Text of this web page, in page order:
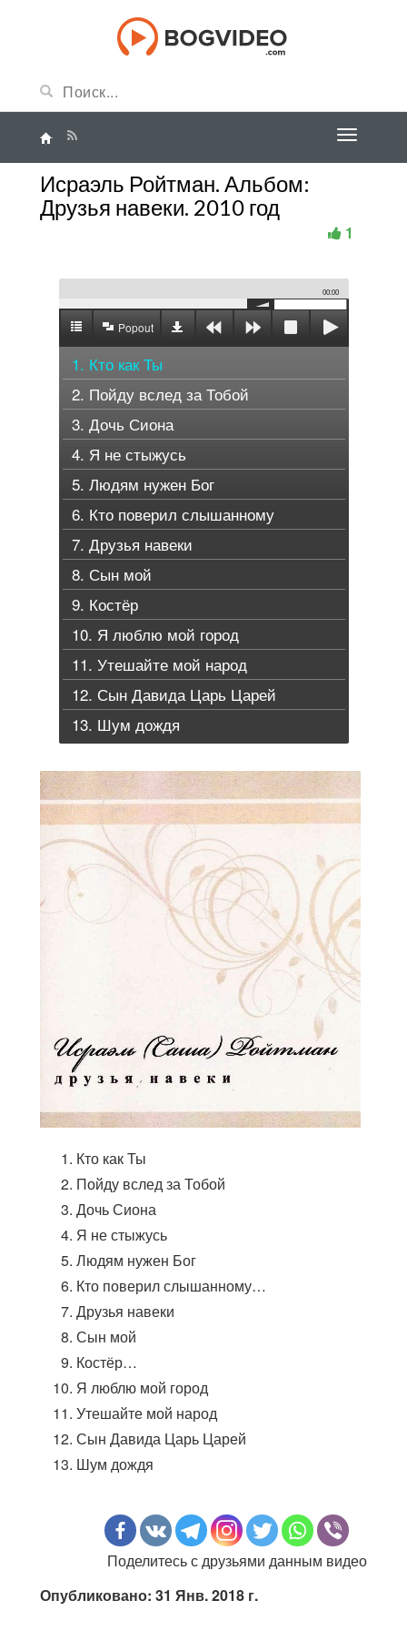
Исраэль Ройтман. Альбом:
Друзья навеки. 2010 год
1
00:00
Popout
1. Кто как Ты
2. Пойду вслед за Тобой
3. Дочь Сиона
4. Я не стыжусь
5. Людям нужен Бог
6. Кто поверил слышанному
7. Друзья навеки
8. Сын мой
9. Костёр
10. Я люблю мой город
11. Утешайте мой народ
12. Сын Давида Царь Царей
13. Шум дождя
Кто как Ты
Пойду вслед за Тобой
Дочь Сиона
Я не стыжусь
Людям нужен Бог
Кто поверил слышанному…
Друзья навеки
Сын мой
Костёр…
Я люблю мой город
Утешайте мой народ
Сын Давида Царь Царей
Шум дождя
Поделитесь с друзьями данным видео
Опубликовано: 31 Янв. 2018 г.